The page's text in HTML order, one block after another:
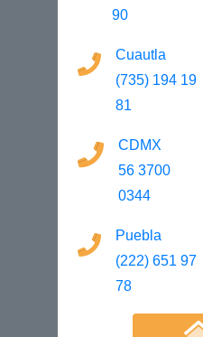
90
Cuautla
(735) 194 19
81
CDMX
56 3700
0344
Puebla
(222) 651 97
78